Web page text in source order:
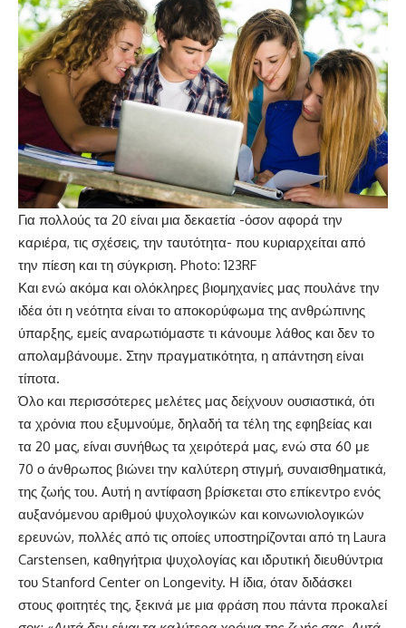
Για πολλούς τα 20 είναι μια δεκαετία -όσον αφορά την
καριέρα, τις σχέσεις, την ταυτότητα- που κυριαρχείται από
την πίεση και τη σύγκριση. Photo: 123RF
Και ενώ ακόμα και ολόκληρες βιομηχανίες μας πουλάνε την
ιδέα ότι η νεότητα είναι το αποκορύφωμα της ανθρώπινης
ύπαρξης, εμείς αναρωτιόμαστε τι κάνουμε λάθος και δεν το
απολαμβάνουμε. Στην πραγματικότητα, η απάντηση είναι
τίποτα.
Όλο και περισσότερες μελέτες μας δείχνουν ουσιαστικά, ότι
τα χρόνια που εξυμνούμε, δηλαδή τα τέλη της εφηβείας και
τα 20 μας, είναι συνήθως τα χειρότερά μας, ενώ στα 60 με
70 ο άνθρωπος βιώνει την καλύτερη στιγμή, συναισθηματικά,
της ζωής του. Αυτή η αντίφαση βρίσκεται στο επίκεντρο ενός
αυξανόμενου αριθμού ψυχολογικών και κοινωνιολογικών
ερευνών, πολλές από τις οποίες υποστηρίζονται από τη Laura
Carstensen, καθηγήτρια ψυχολογίας και ιδρυτική διευθύντρια
του Stanford Center on Longevity. Η ίδια, όταν διδάσκει
στους φοιτητές της, ξεκινά με μια φράση που πάντα προκαλεί